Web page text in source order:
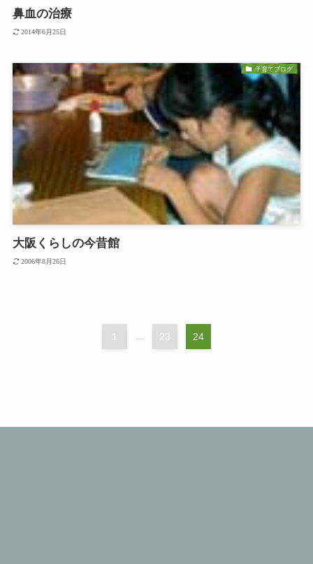
鼻血の治療
2014年6月25日
子育てブログ
大阪くらしの今昔館
2006年8月26日
1 23 24